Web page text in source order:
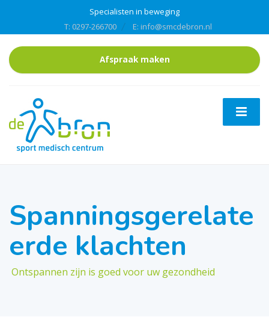
Specialisten in beweging
T: 0297-266700
E: info@smcdebron.nl
Afspraak maken
Spanningsgerelate
erde klachten
Ontspannen zijn is goed voor uw gezondheid